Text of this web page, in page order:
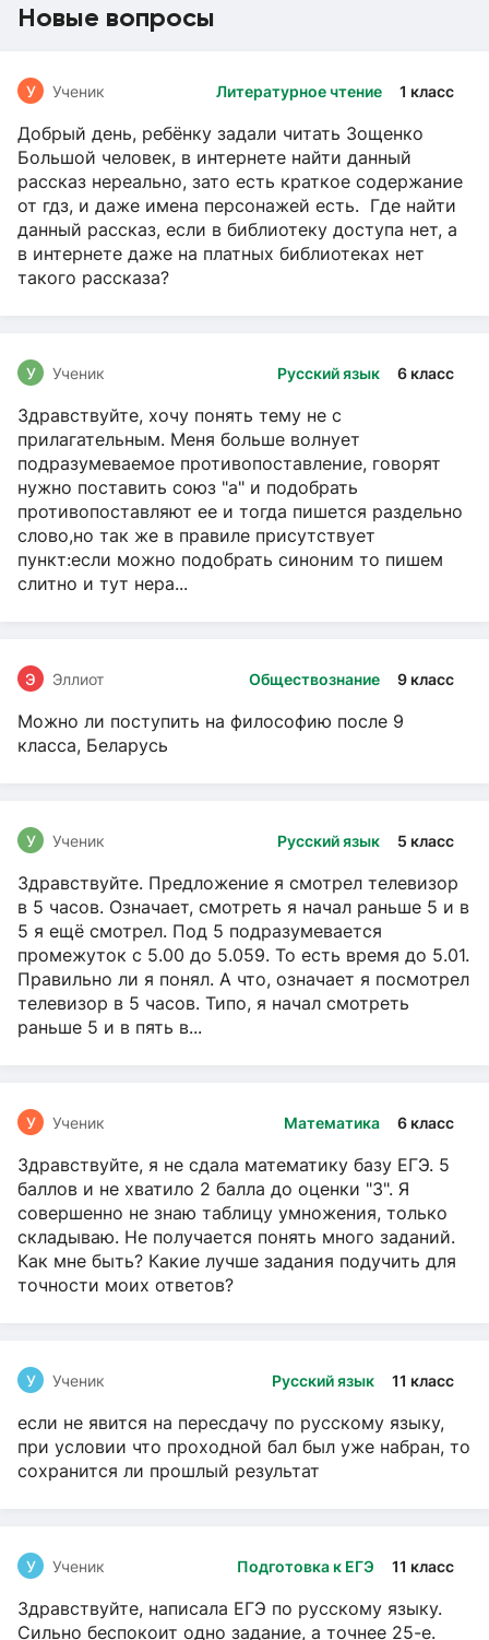
Новые вопросы
Литературное чтение 1 класс
У Ученик
Добрый день, ребёнку задали читать Зощенко
Большой человек, в интернете найти данный
рассказ нереально, зато есть краткое содержание
от гдз, и даже имена персонажей есть. Где найти
данный рассказ, если в библиотеку доступа нет, а
в интернете даже на платных библиотеках нет
такого рассказа?
Русский язык 6 класс
У Ученик
Здравствуйте, хочу понять тему не с
прилагательным. Меня больше волнует
подразумеваемое противопоставление, говорят
нужно поставить союз "а" и подобрать
противопоставляют ее и тогда пишется раздельно
слово,но так же в правиле присутствует
пункт:если можно подобрать синоним то пишем
слитно и тут нера...
Обществознание 9 класс
Э Эллиот
Можно ли поступить на философию после 9
класса, Беларусь
Русский язык 5 класс
У Ученик
Здравствуйте. Предложение я смотрел телевизор
в 5 часов. Означает, смотреть я начал раньше 5 и в
5 я ещё смотрел. Под 5 подразумевается
промежуток с 5.00 до 5.059. То есть время до 5.01.
Правильно ли я понял. А что, означает я посмотрел
телевизор в 5 часов. Типо, я начал смотреть
раньше 5 и в пять в...
Математика 6 класс
У Ученик
Здравствуйте, я не сдала математику базу ЕГЭ. 5
баллов и не хватило 2 балла до оценки "3". Я
совершенно не знаю таблицу умножения, только
складываю. Не получается понять много заданий.
Как мне быть? Какие лучше задания подучить для
точности моих ответов?
Русский язык 11 класс
У Ученик
если не явится на пересдачу по русскому языку,
при условии что проходной бал был уже набран, то
сохранится ли прошлый результат
Подготовка к ЕГЭ 11 класс
У Ученик
Здравствуйте, написала ЕГЭ по русскому языку.
Сильно беспокоит одно задание, а точнее 25-е.